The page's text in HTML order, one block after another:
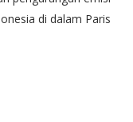
di dalam Paris